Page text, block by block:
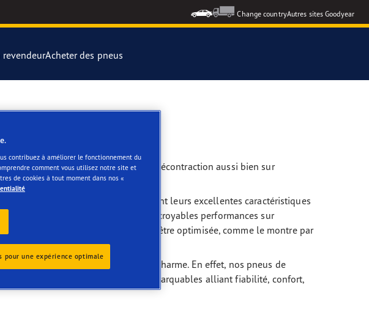
Change countryAutres sites Goodyear
UltraGrip Performance 3
Pneus Goodyear Eagle
revendeurAcheter des pneus
donc de rouler en toute décontraction aussi bien sur
routières. En effet, ils conservent leurs excellentes caractéristiques
4 saisons 225/55/R17 offrent d’incroyables performances sur
au roulement peut également être optimisée, comme le montre par
ils ont également un certain charme. En effet, nos pneus de
trouverez chez nous des pneus remarquables alliant fiabilité, confort,
contribuez à améliorer le fonctionnement du
comment vous utilisez notre site et
de cookies à tout moment dans nos «
pour une expérience optimale